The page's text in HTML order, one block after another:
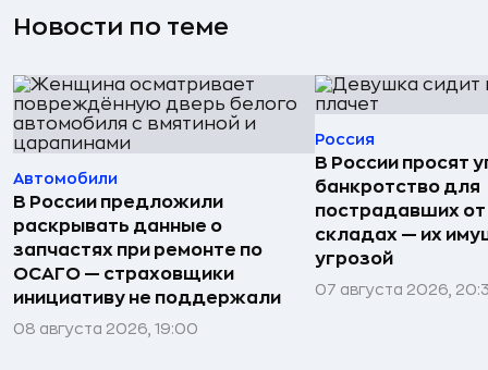
Новости по теме
Автомобили
В России предложили
раскрывать данные о
запчастях при ремонте по
ОСАГО — страховщики
инициативу не поддержали
08 августа 2026, 19:00
Россия
В России просят
банкротство для
пострадавших
складах — их
угрозой
07 августа 2026,